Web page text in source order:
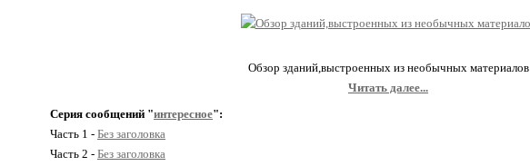
Обзор зданий,выстроенных из необычных материалов
Читать далее...
Серия сообщений "интересное":
Часть 1 - Без заголовка
Часть 2 - Без заголовка